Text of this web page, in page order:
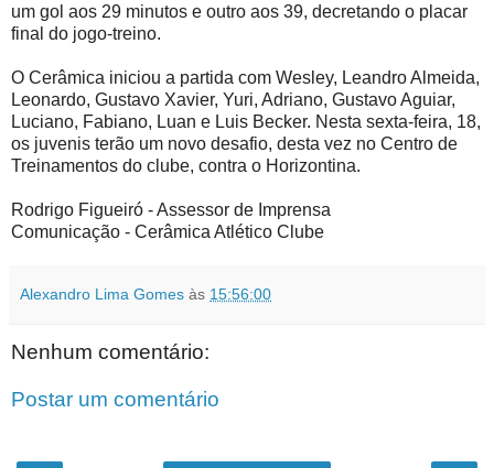
um gol aos 29 minutos e outro aos 39, decretando o placar
final do jogo-treino.
O Cerâmica iniciou a partida com Wesley, Leandro Almeida,
Leonardo, Gustavo Xavier, Yuri, Adriano, Gustavo Aguiar,
Luciano, Fabiano, Luan e Luis Becker. Nesta sexta-feira, 18,
os juvenis terão um novo desafio, desta vez no Centro de
Treinamentos do clube, contra o Horizontina.
Rodrigo Figueiró - Assessor de Imprensa
Comunicação - Cerâmica Atlético Clube
Alexandro Lima Gomes às 15:56:00
Nenhum comentário:
Postar um comentário